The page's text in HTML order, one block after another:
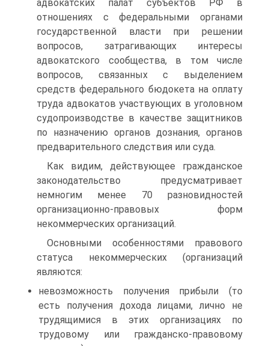
адвокатских палат субъектов РФ в
отношениях с федеральными органами
государственной власти при решении
вопросов, затрагивающих интересы
адвокатского сообщества, в том числе
вопросов, связанных с выделением
средств федерального бюдокета на оплату
труда адвокатов участвующих в уголовном
судопроизводстве в качестве защитников
по назначению органов дознания, органов
предварительного следствия или суда.
Как видим, действующее гражданское
законодательство предусматривает
немногим менее 70 разновидностей
организационно-правовых форм
некоммерческих организаций.
Основными особенностями правового
статуса некоммерческих (организаций
являются:
невозможность получения прибыли (то
есть получения дохода лицами, лично не
трудящимися в этих организациях по
трудовому или гражданско-правовому